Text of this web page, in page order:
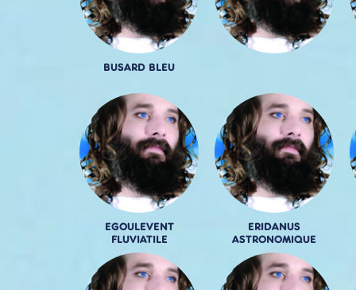
BUSARD BLEU
EGOULEVENT
FLUVIATILE
ERIDANUS
ASTRONOMIQUE